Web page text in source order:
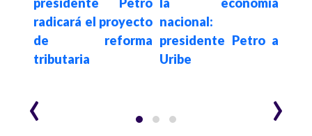
radicará el proyecto
de reforma
tributaria
nacional:
presidente Petro a
Uribe
‹ ›